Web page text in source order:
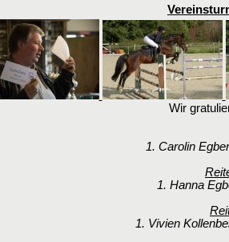
Wir
1. Carolin
1. Hanna
1. Vivien